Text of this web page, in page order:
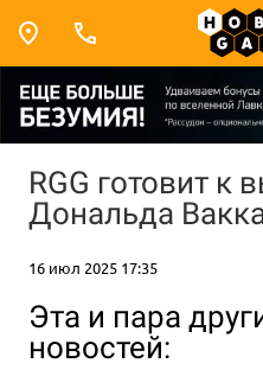
RGG готовит к
Дональда
16 июл 2025 17:35
Эта и пара
новостей: